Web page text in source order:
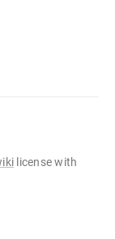
license with